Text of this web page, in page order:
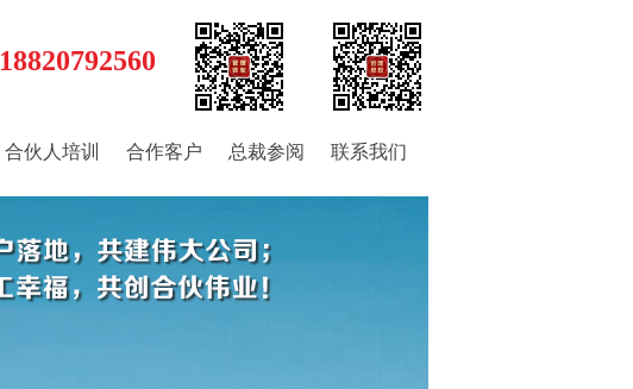
18820792560
合伙人培训 合作客户 总裁参阅 联系我们